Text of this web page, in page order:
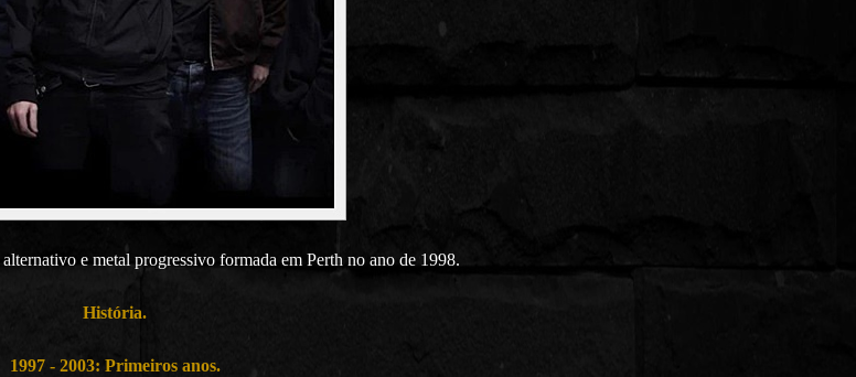
e metal progressivo formada em Perth no ano de 1998.
História.
1997 - 2003: Primeiros anos.